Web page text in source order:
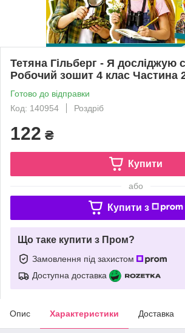
Тетяна Гільберг - Я досліджую
Робочий зошит 4 клас Частина
Готово до відправки
Код: 140954
Роздріб
122 ₴
Купити
або
Купити з
Що таке купити з Пром?
Замовлення під захистом
Доступна доставка
Опис Характеристики Доставка